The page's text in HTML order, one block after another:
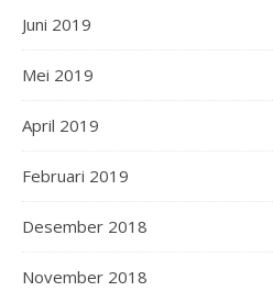
Juni 2019
Mei 2019
April 2019
Februari 2019
Desember 2018
November 2018